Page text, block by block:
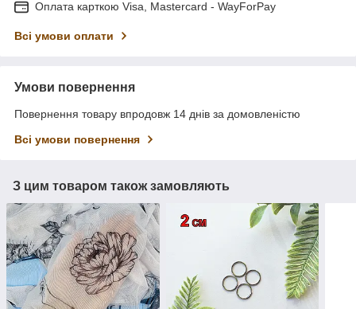
Оплата карткою Visa, Mastercard - WayForPay
Всі умови оплати
Умови повернення
Повернення товару впродовж 14 днів за домовленістю
Всі умови повернення
З цим товаром також замовляють